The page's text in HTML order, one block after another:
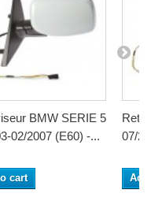
BMW SERIE 5
02/2007 (E60) -...
cart
07/